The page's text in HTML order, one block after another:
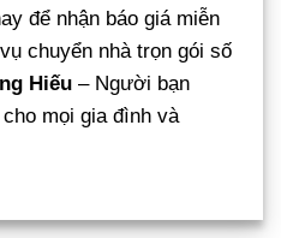
để nhận báo giá miễn
chuyển nhà trọn gói số
Hiếu – Người bạn
mọi gia đình và